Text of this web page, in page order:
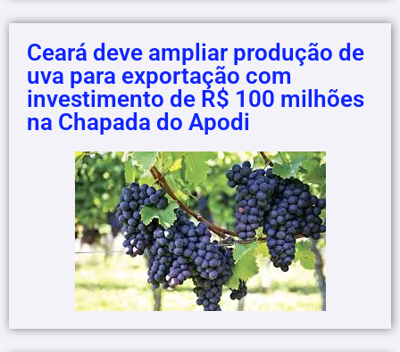
Ceará deve ampliar produção de
uva para exportação com
investimento de R$ 100 milhões
na Chapada do Apodi